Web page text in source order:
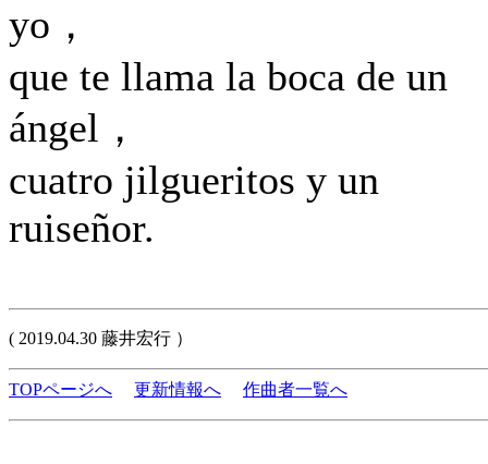
yo，
que te llama la boca de un
ángel，
cuatro jilgueritos y un
ruiseñor.
( 2019.04.30 藤井宏行 ）
TOPページへ 更新情報へ 作曲者一覧へ